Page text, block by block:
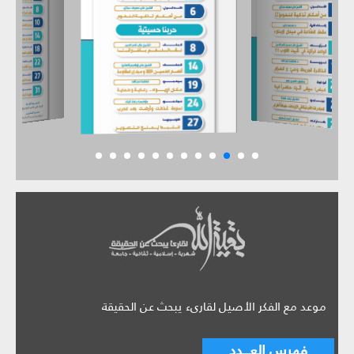
موعد مع الفكر الأصيل لقارىء يبحث عن الحقيقة